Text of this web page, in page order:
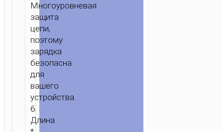
Многоуровневая
защита
цепи,
поэтому
зарядка
безопасна
для
вашего
устройства.
6.
Длина